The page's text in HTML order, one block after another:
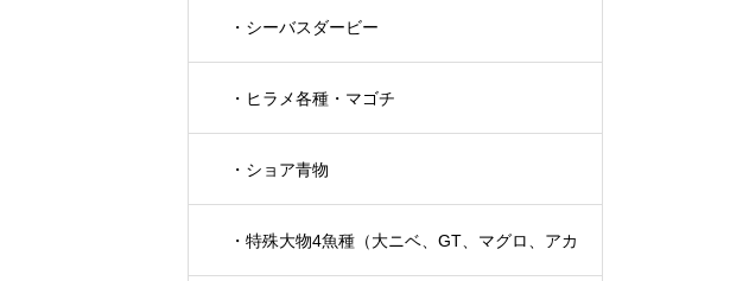
・シーバスダービー
・ヒラメ各種・マゴチ
・ショア青物
・特殊大物4魚種（大ニベ、GT、マグロ、アカ